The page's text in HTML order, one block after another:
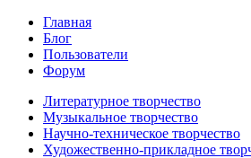
Главная
Блог
Пользователи
Форум
Литературное творчество
Музыкальное творчество
Научно-техническое творчество
Художественно-прикладное